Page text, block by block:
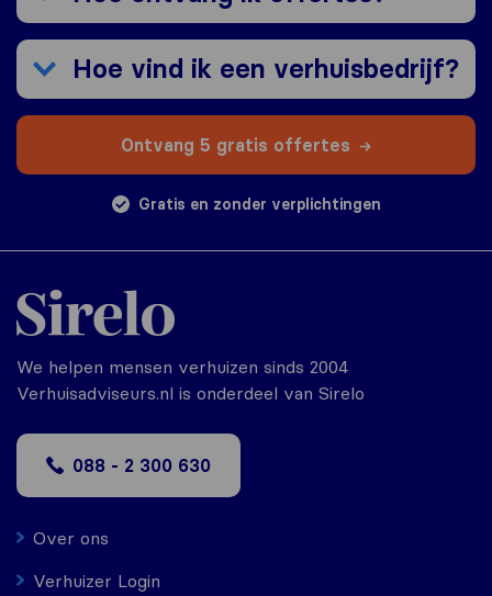
Hoe vind ik een verhuisbedrijf?
Ontvang 5 gratis offertes
Gratis en zonder verplichtingen
We helpen mensen verhuizen sinds 2004
Verhuisadviseurs.nl is onderdeel van Sirelo
088 - 2 300 630
Over ons
Verhuizer Login